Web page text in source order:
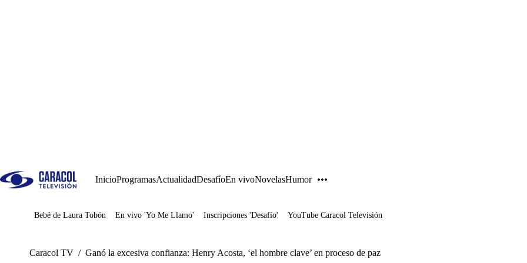
InicioProgramasActualidadDesafíoEn vivoNovelasHumor
Juegos
Bebé de Laura Tobón En vivo 'Yo Me Llamo' Inscripciones 'Desafío' YouTube Caracol Televisión
Caracol TV / Ganó la excesiva confianza: Henry Acosta, ‘el hombre clave’ en proceso de paz